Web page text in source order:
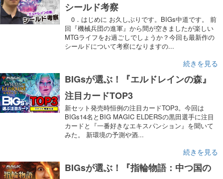
シールド考察
0．はじめに お久しぶりです。BIGs中道です。 前
回『機械兵団の進軍』から間が空きましたが楽しい
MTGライフをお過ごしでしょうか？今回も最新作の
シールドについて考察になりますの...
続きを見る
BIGsが選ぶ！『エルドレインの森』
注目カードTOP3
新セット発売時恒例の注目カードTOP3。今回は
BIGs14名とBIG MAGIC ELDERSの黒田選手に注目
カードと『一番好きなエキスパンション』を聞いて
みた。 新環境の予測や酒...
続きを見る
BIGsが選ぶ！『指輪物語：中つ国の